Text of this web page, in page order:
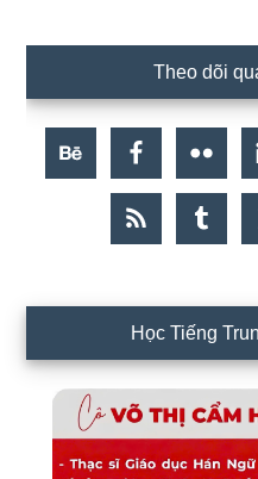
Theo dõi
Học Tiếng